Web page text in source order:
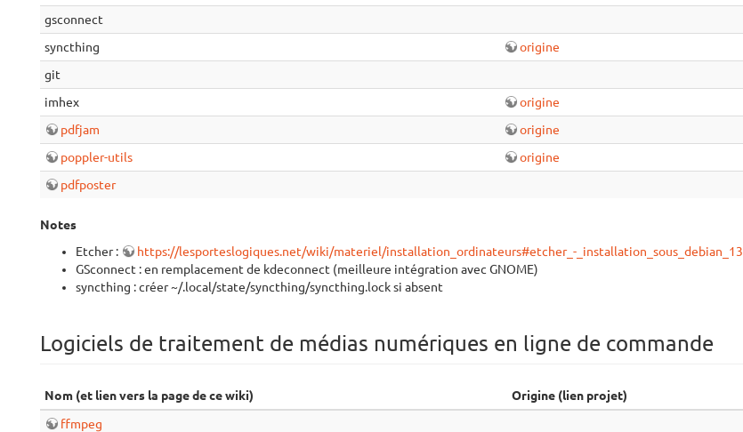
gsconnect
syncthing
origine
git
imhex
origine
pdfjam
origine
poppler-utils
origine
pdfposter
Notes
Etcher :
https://lesporteslogiques.net/wiki/materiel/installation_ordinateurs#etcher_-_installation_sous_debian_13
GSconnect : en remplacement de kdeconnect (meilleure intégration avec GNOME)
syncthing : créer ~/.local/state/syncthing/syncthing.lock si absent
Logiciels de traitement de médias numériques en ligne de commande
Nom (et lien vers la page de ce wiki) Origine (lien projet)
ffmpeg